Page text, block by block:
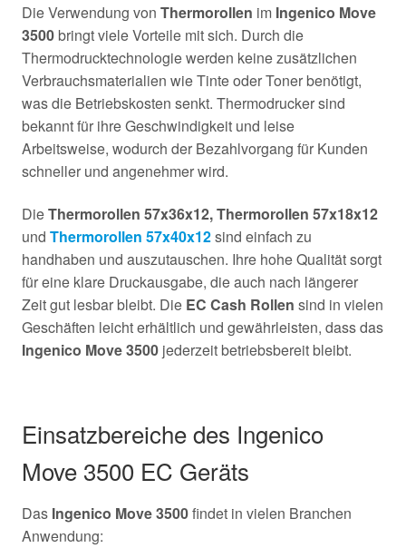
Die Verwendung von Thermorollen im Ingenico Move
3500bringt viele Vorteile mit sich. Durch die
Thermodrucktechnologie werden keine zusätzlichen
Verbrauchsmaterialien wie Tinte oder Toner benötigt,
was die Betriebskosten senkt. Thermodrucker sind
bekannt für ihre Geschwindigkeit und leise
Arbeitsweise, wodurch der Bezahlvorgang für Kunden
schneller und angenehmer wird.
DieThermorollen 57x36x12,Thermorollen 57x18x12
und Thermorollen 57x40x12sind einfach zu
handhaben und auszutauschen. Ihre hohe Qualität sorgt
für eine klare Druckausgabe, die auch nach längerer
Zeit gut lesbar bleibt. Die EC Cash Rollen sind in vielen
Geschäften leicht erhältlich und gewährleisten, dass das
Ingenico Move 3500 jederzeit betriebsbereit bleibt.
Einsatzbereiche des Ingenico
Move 3500 EC Geräts
Das Ingenico Move 3500findet in vielen Branchen
Anwendung: